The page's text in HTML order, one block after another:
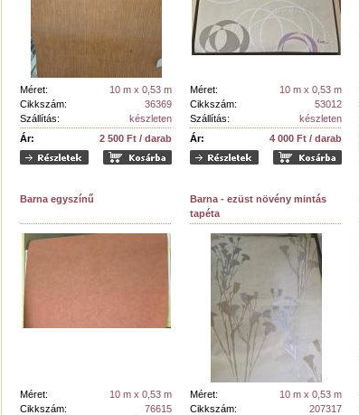
Méret:
10 m x 0,53 m
Cikkszám:
36369
Szállítás:
készleten
Ár:
2 500 Ft / darab
Méret:
10 m x 0,53 m
Cikkszám:
53012
Szállítás:
készleten
Ár:
4 000 Ft / darab
Barna egyszínű
Méret:
10 m x 0,53 m
Cikkszám:
76615
Barna - ezüst növény mintás
tapéta
Méret:
10 m x 0,53 m
Cikkszám:
207317